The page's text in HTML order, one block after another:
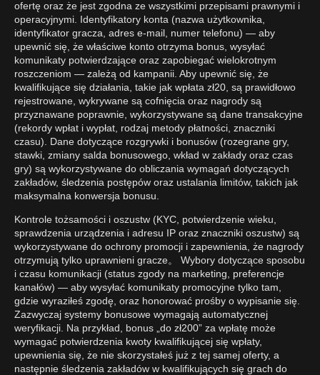
ofertę oraz że jest zgodna ze wszystkimi przepisami prawnymi i
operacyjnymi. Identyfikatory konta (nazwa użytkownika,
identyfikator gracza, adres e-mail, numer telefonu) — aby
upewnić się, że właściwe konto otrzyma bonus, wysyłać
komunikaty potwierdzające oraz zapobiegać wielokrotnym
roszczeniom — zależą od kampanii. Aby upewnić się, że
kwalifikujące się działania, takie jak wpłata zł20, są prawidłowo
rejestrowane, wykrywane są cofnięcia oraz nagrody są
przyznawane poprawnie, wykorzystywane są dane transakcyjne
(rekordy wpłat i wypłat, rodzaj metody płatności, znaczniki
czasu). Dane dotyczące rozgrywki i bonusów (rozegrane gry,
stawki, zmiany salda bonusowego, wkład w zakłady oraz czas
gry) są wykorzystywane do obliczania wymagań dotyczących
zakładów, śledzenia postępów oraz ustalania limitów, takich jak
maksymalna konwersja bonusu.
Kontrole tożsamości i oszustw (KYC, potwierdzenie wieku,
sprawdzenia urządzenia i adresu IP oraz znaczniki oszustw) są
wykorzystywane do ochrony promocji i zapewnienia, że nagrody
otrzymują tylko uprawnieni gracze。 Wybory dotyczące sposobu
i czasu komunikacji (status zgody na marketing, preferencje
kanałów) — aby wysyłać komunikaty promocyjne tylko tam,
gdzie wyraziłeś zgodę, oraz honorować prośby o wypisanie się.
Zazwyczaj systemy bonusowe wymagają automatycznej
weryfikacji. Na przykład, bonus „do zł200” za wpłatę może
wymagać potwierdzenia kwoty kwalifikującej się wpłaty,
upewnienia się, że nie skorzystałeś już z tej samej oferty, a
następnie śledzenia zakładów w kwalifikujących się grach do